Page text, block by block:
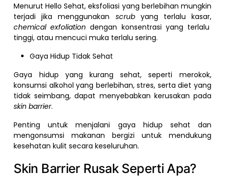
Menurut Hello Sehat, eksfoliasi yang berlebihan mungkin
terjadi jika menggunakan scrub yang terlalu kasar,
chemical exfoliation dengan konsentrasi yang terlalu
tinggi, atau mencuci muka terlalu sering.
Gaya Hidup Tidak Sehat
Gaya hidup yang kurang sehat, seperti merokok,
konsumsi alkohol yang berlebihan, stres, serta diet yang
tidak seimbang, dapat menyebabkan kerusakan pada
skin barrier.
Penting untuk menjalani gaya hidup sehat dan
mengonsumsi makanan bergizi untuk mendukung
kesehatan kulit secara keseluruhan.
Skin Barrier Rusak Seperti Apa?